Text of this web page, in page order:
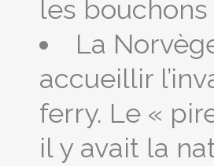
les
La
accueillir
ferry. Le «
il y avait la